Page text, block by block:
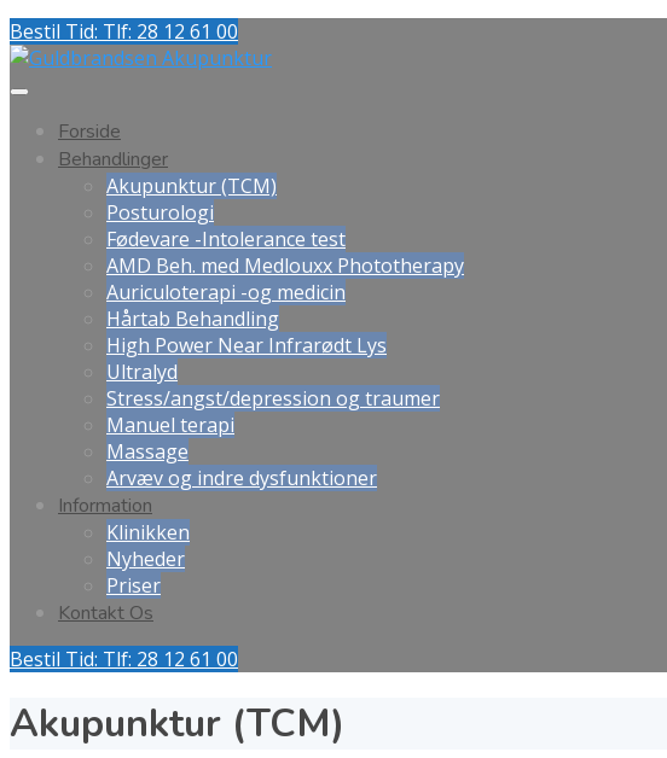
Bestil Tid: Tlf: 28 12 61 00
Forside
Behandlinger
Akupunktur (TCM)
Posturologi
Fødevare -Intolerance test
AMD Beh. med Medlouxx Phototherapy
Auriculoterapi -og medicin
Hårtab Behandling
High Power Near Infrarødt Lys
Ultralyd
Stress/angst/depression og traumer
Manuel terapi
Massage
Arvæv og indre dysfunktioner
Information
Klinikken
Nyheder
Priser
Kontakt Os
Bestil Tid: Tlf: 28 12 61 00
Akupunktur (TCM)